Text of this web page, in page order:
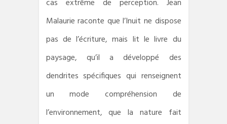
cas extrême de perception. Jean
Malaurie raconte que l’Inuit ne dispose
pas de l’écriture, mais lit le livre du
paysage, qu’il a développé des
dendrites spécifiques qui renseignent
un mode compréhension de
l’environnement, que la nature fait